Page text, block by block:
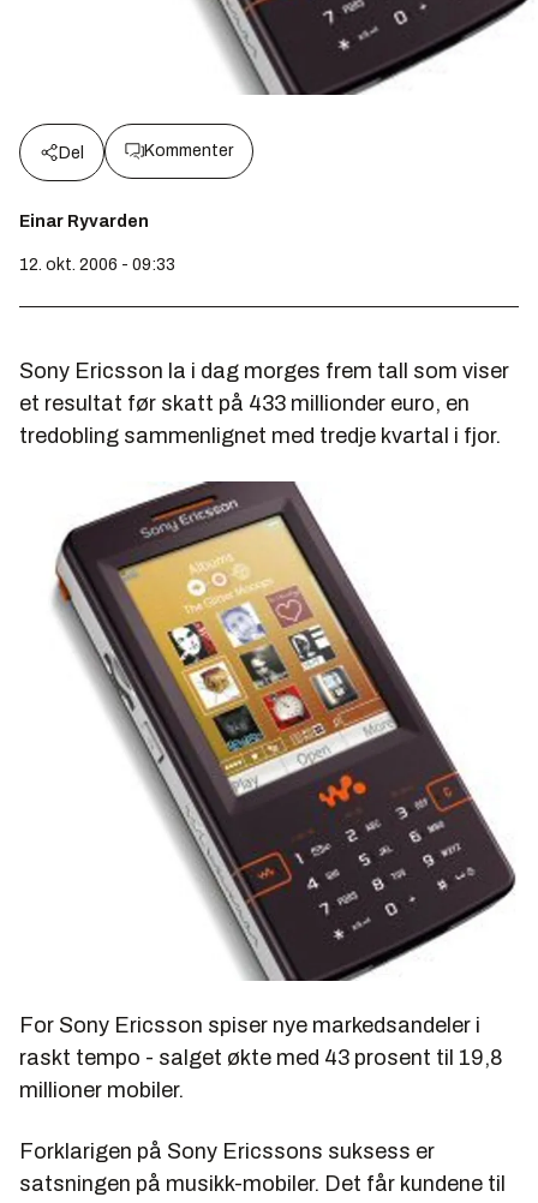
Del Kommenter
Einar Ryvarden
12. okt. 2006 - 09:33
Sony Ericsson la i dag morges frem tall som viser
et resultat før skatt på 433 millionder euro, en
tredobling sammenlignet med tredje kvartal i fjor.
For Sony Ericsson spiser nye markedsandeler i
raskt tempo - salget økte med 43 prosent til 19,8
millioner mobiler.
Forklarigen på Sony Ericssons suksess er
satsningen på musikk-mobiler. Det får kundene til